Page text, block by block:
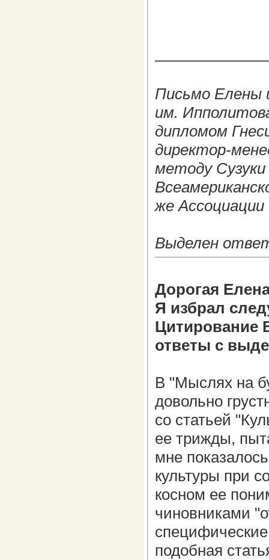
Письмо Елены
им.
дипломом
директор-
методу
же
Выделен
Дорогая
Я избрал
Цитирование
ответы с
В "Мыслях на
довольно
со статьей
ее трижды,
мне
культуры при
косном ее
чиновниками
подобная